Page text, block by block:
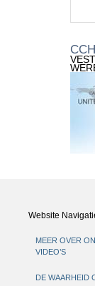
Website
MEER OVER
VIDEO’S
DE WAARHEID